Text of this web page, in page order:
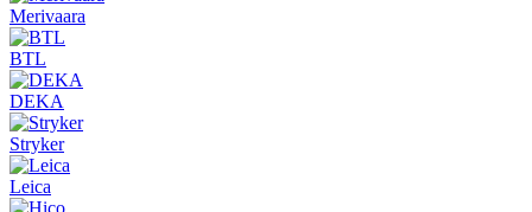
Merivaara
BTL
DEKA
Stryker
Leica